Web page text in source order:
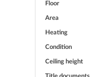
Floor
Area
Heating
Condition
Ceiling height